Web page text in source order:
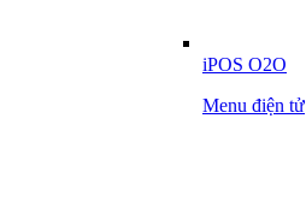
iPOS O2O
Menu điện tử